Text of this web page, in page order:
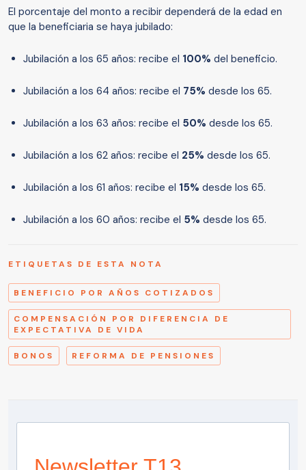
El porcentaje del monto a recibir dependerá de la edad en
que la beneficiaria se haya jubilado:
Jubilación a los 65 años: recibe el 100% del beneficio.
Jubilación a los 64 años: recibe el 75% desde los 65.
Jubilación a los 63 años: recibe el 50% desde los 65.
Jubilación a los 62 años: recibe el 25% desde los 65.
Jubilación a los 61 años: recibe el 15% desde los 65.
Jubilación a los 60 años: recibe el 5% desde los 65.
ETIQUETAS DE ESTA NOTA
BENEFICIO POR AÑOS COTIZADOS
COMPENSACIÓN POR DIFERENCIA DE
EXPECTATIVA DE VIDA
BONOS REFORMA DE PENSIONES